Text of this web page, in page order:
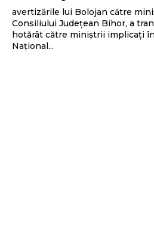
avertizările lui Bolojan către
Consiliului Județean Bihor, a
hotărât către miniștrii implicați
Național...